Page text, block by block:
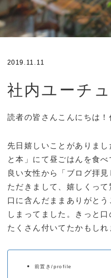
2019.11.11
社内ユーチ
読者の皆さんこんにちは！
先日嬉しいことがありま
と本」にて昼ごはんを食
良い女性から「ブログ拝
ただきまして、嬉しくっ
口に含んだままありがと
しまってました。きっと
たくさん付いてたかもし
前置き/profile